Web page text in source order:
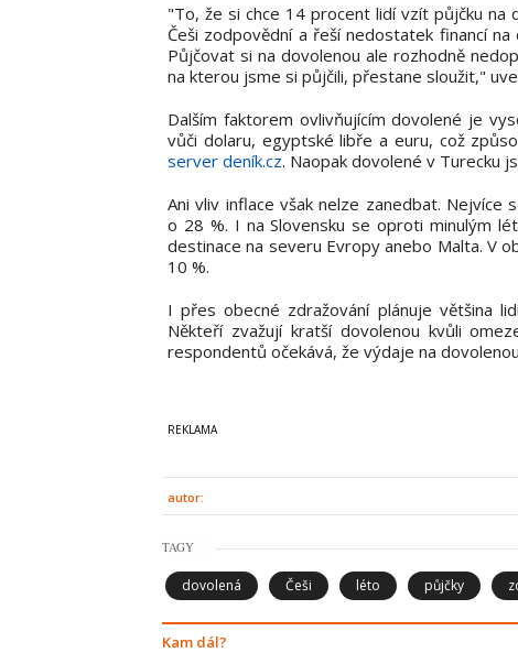
"To, že si chce 14 procent lidí vzít půjčku na
Češi zodpovědní a řeší nedostatek financí
Půjčovat si na dovolenou ale rozhodně
na kterou jsme si půjčili, přestane sloužit,"
Dalším faktorem ovlivňujícím dovolené je
vůči dolaru, egyptské libře a euru, což
server deník.cz. Naopak dovolené v Turecku
Ani vliv inflace však nelze zanedbat. Nejvíce
o 28 %. I na Slovensku se oproti minulým
destinace na severu Evropy anebo Malta. V
10 %.
I přes obecné zdražování plánuje většina
Někteří zvažují kratší dovolenou kvůli
respondentů očekává, že výdaje na
autor:
TAGY
dovolená Češi léto půjčky
Kam dál?